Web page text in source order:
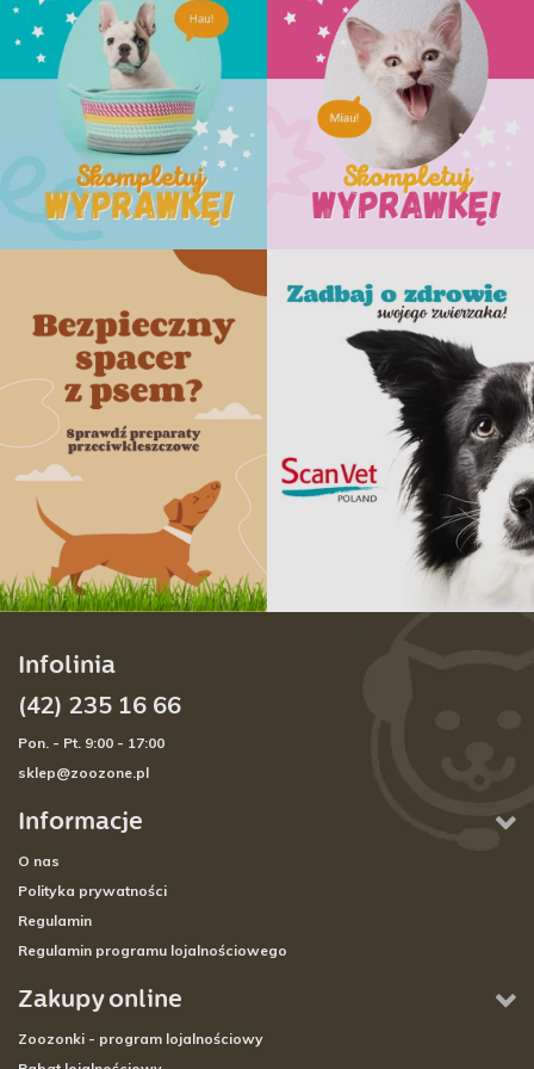
Informacje
O nas
Polityka prywatności
Regulamin
Regulamin programu lojalnościowego
Zakupy online
Zoozonki - program lojalnościowy
Infolinia
(42) 235 16 66
Pon. - Pt. 9:00 - 17:00
sklep@zoozone.pl